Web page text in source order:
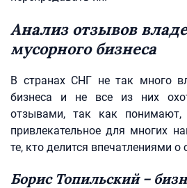
Анализ отзывов
мусорного бизнеса
В странах СНГ не так много
бизнеса и не все из них
отзывами, так как понимают,
привлекательное для многих
те, кто делится впечатлениями о
Борис Топильский –